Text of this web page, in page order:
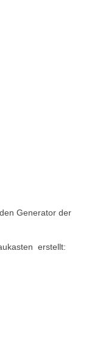
Generator der
erstellt: